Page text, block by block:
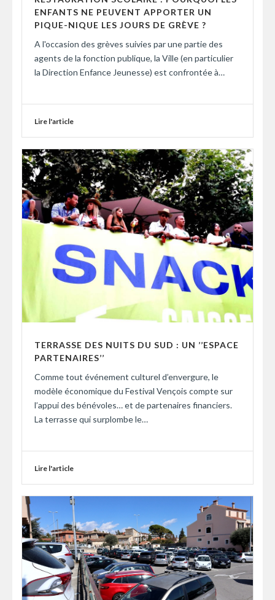
ENFANTS NE PEUVENT APPORTER UN
PIQUE-NIQUE LES JOURS DE GRÈVE ?
A l'occasion des grèves suivies par une partie des
agents de la fonction publique, la Ville (en particulier
la Direction Enfance Jeunesse) est confrontée à…
Lire l'article
TERRASSE DES NUITS DU SUD : UN ’’ESPACE
PARTENAIRES’’
Comme tout événement culturel d’envergure, le
modèle économique du Festival Vençois compte sur
l’appui des bénévoles… et de partenaires financiers.
La terrasse qui surplombe le…
Lire l'article